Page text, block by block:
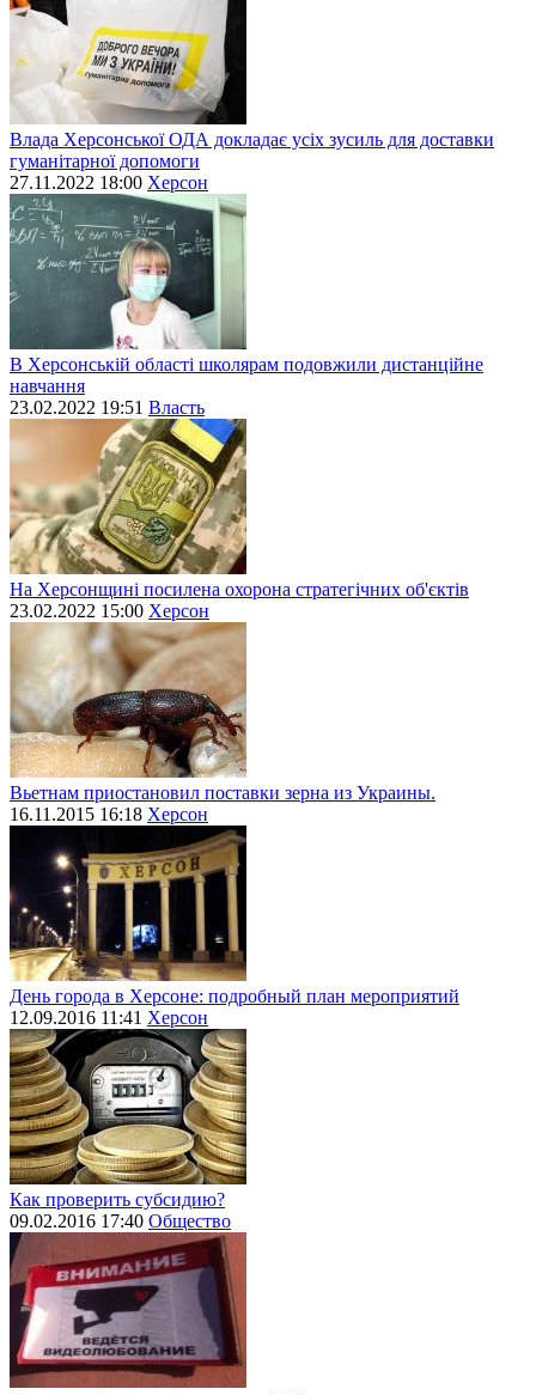
Влада Херсонської ОДА докладає усіх зусиль для доставки
гуманітарної допомоги
27.11.2022 18:00 Херсон
В Херсонській області школярам подовжили дистанційне
навчання
23.02.2022 19:51 Власть
На Херсонщині посилена охорона стратегічних об'єктів
23.02.2022 15:00 Херсон
Вьетнам приостановил поставки зерна из Украины.
16.11.2015 16:18 Херсон
День города в Херсоне: подробный план мероприятий
12.09.2016 11:41 Херсон
Как проверить субсидию?
09.02.2016 17:40 Общество